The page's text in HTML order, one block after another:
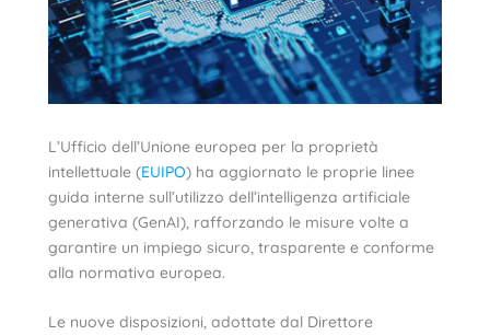
L’Ufficio dell’Unione europea per la proprietà
intellettuale (EUIPO) ha aggiornato le proprie linee
guida interne sull’utilizzo dell’intelligenza artificiale
generativa (GenAI), rafforzando le misure volte a
garantire un impiego sicuro, trasparente e conforme
alla normativa europea.
Le nuove disposizioni, adottate dal Direttore